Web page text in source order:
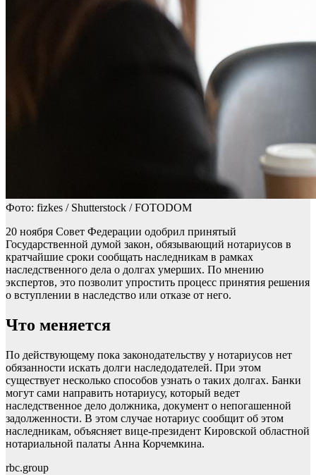
Фото: fizkes / Shutterstock / FOTODOM
20 ноября Совет Федерации одобрил принятый
Государственной думой закон, обязывающий нотариусов в
кратчайшие сроки сообщать наследникам в рамках
наследственного дела о долгах умерших. По мнению
экспертов, это позволит упростить процесс принятия решения
о вступлении в наследство или отказе от него.
Что меняется
По действующему пока законодательству у нотариусов нет
обязанности искать долги наследодателей. При этом
существует несколько способов узнать о таких долгах. Банки
могут сами направить нотариусу, который ведет
наследственное дело должника, документ о непогашенной
задолженности. В этом случае нотариус сообщит об этом
наследникам, объясняет вице-президент Кировской областной
нотариальной палаты Анна Корчемкина.
rbc.group